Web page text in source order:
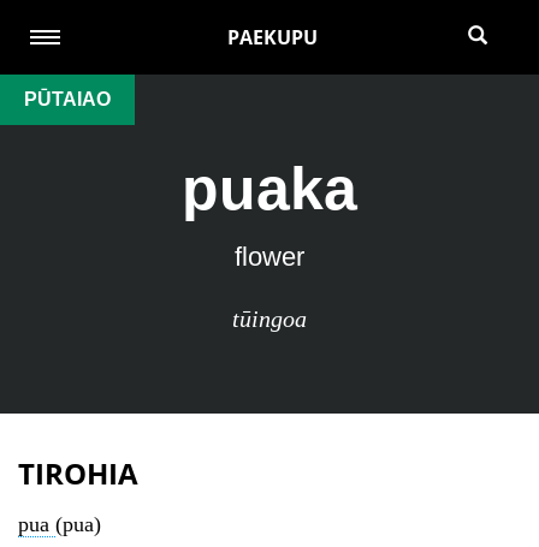
PAEKUPU
PŪTAIAO
puaka
flower
tūingoa
TIROHIA
pua (pua)